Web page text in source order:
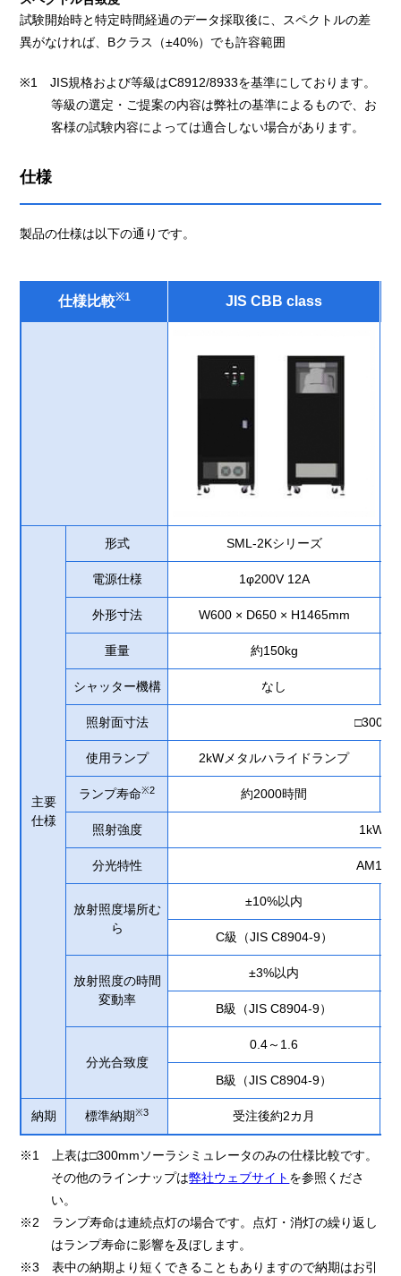
試験開始時と特定時間経過のデータ採取後に、スペクトルの差
異がなければ、Bクラス（±40%）でも許容範囲
※1 JIS規格および等級はC8912/8933を基準にしております。
等級の選定・ご提案の内容は弊社の基準によるもので、お
客様の試験内容によっては適合しない場合があります。
仕様
製品の仕様は以下の通りです。
仕様比較※1 JIS CBB class
主要
仕様
形式 SML-2Kシリーズ
電源仕様 1φ200V 12A
外形寸法 W600 × D650 × H1465mm
重量 約150kg
シャッター機構 なし
照射面寸法
使用ランプ 2kWメタルハライドランプ
ランプ寿命※2 約2000時間
照射強度 1kW/㎡
分光特性
放射照度場所む
ら
±10%以内
C級（JIS C8904-9）
放射照度の時間
変動率
±3%以内
B級（JIS C8904-9）
分光合致度
0.4～1.6
B級（JIS C8904-9）
納期 標準納期※3 受注後約2カ月
※1 上表は□300mmソーラシミュレータのみの仕様比較です。
その他のラインナップは弊社ウェブサイト を参照くださ
い。
※2 ランプ寿命は連続点灯の場合です。点灯・消灯の繰り返し
はランプ寿命に影響を及ぼします。
※3 表中の納期より短くできることもありますので納期はお引